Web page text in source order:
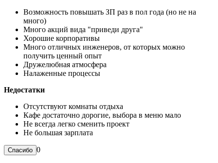
Возможность повышать ЗП раз в пол года (но не на
много)
Много акций вида "приведи друга"
Хорошие корпоративы
Много отличных инженеров, от которых можно
получить ценный опыт
Дружелюбная атмосфера
Налаженные процессы
Недостатки
Отсутствуют комнаты отдыха
Кафе достаточно дорогие, выбора в меню мало
Не всегда легко сменить проект
Не большая зарплата
0